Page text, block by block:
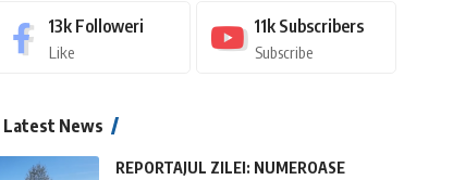
13k Followeri
Like
11k Subscribers
Subscribe
Latest News
REPORTAJUL ZILEI: NUMEROASE